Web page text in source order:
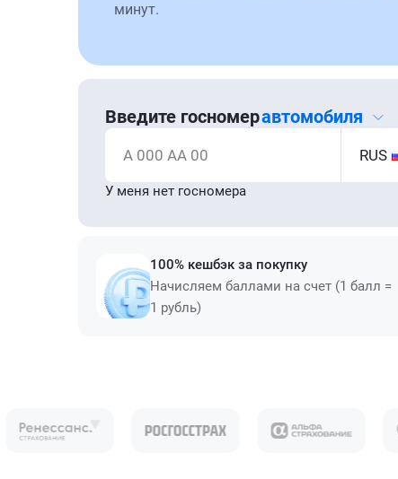
минут.
Введите госномеравтомобиля
А 000 АА 00 RUS
У меня нет госномера
100% кешбэк за покупку
Начисляем баллами на счет (1 балл =
1 рубль)